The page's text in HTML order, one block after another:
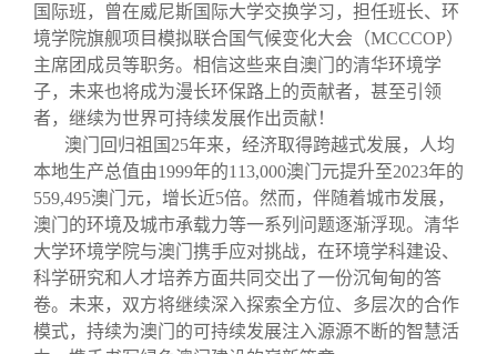
国际班，曾在威尼斯国际大学交换学习，担任班长、环
境学院旗舰项目模拟联合国气候变化大会（MCCCOP）
主席团成员等职务。相信这些来自澳门的清华环境学
子，未来也将成为漫长环保路上的贡献者，甚至引领
者，继续为世界可持续发展作出贡献！
澳门回归祖国25年来，经济取得跨越式发展，人均
本地生产总值由1999年的113,000澳门元提升至2023年的
559,495澳门元，增长近5倍。然而，伴随着城市发展，
澳门的环境及城市承载力等一系列问题逐渐浮现。清华
大学环境学院与澳门携手应对挑战，在环境学科建设、
科学研究和人才培养方面共同交出了一份沉甸甸的答
卷。未来，双方将继续深入探索全方位、多层次的合作
模式，持续为澳门的可持续发展注入源源不断的智慧活